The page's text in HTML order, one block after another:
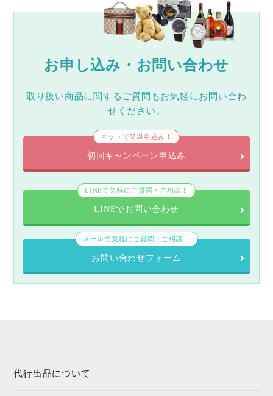
お申し込み・お問い合わせ
取り扱い商品に関するご質問もお気軽にお問い合わ
せください。
ネットで簡単申込み！
初回キャンペーン申込み
LINEで気軽にご質問・ご相談！
LINEでお問い合わせ
メールで気軽にご質問・ご相談！
お問い合わせフォーム
代行出品について